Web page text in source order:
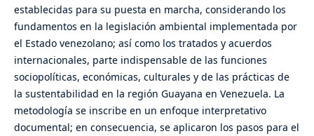
establecidas para su puesta en marcha, considerando los
fundamentos en la legislación ambiental implementada por
el Estado venezolano; así como los tratados y acuerdos
internacionales, parte indispensable de las funciones
sociopolíticas, económicas, culturales y de las prácticas de
la sustentabilidad en la región Guayana en Venezuela. La
metodología se inscribe en un enfoque interpretativo
documental; en consecuencia, se aplicaron los pasos para el